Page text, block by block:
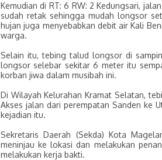
Kemudian di RT: 6 RW: 2 Kedungsari,
sudah retak sehingga mudah longsor
hujan juga menyebabkan debit air Kali
warga.
Selain itu, tebing talud longsor di
longsor selebar sekitar 6 meter itu
korban jiwa dalam musibah ini.
Di Wilayah Kelurahan Kramat Selatan,
Akses jalan dari perempatan Sanden ke
kejadian itu.
Sekretaris Daerah (Sekda) Kota
meninjau ke lokasi dan melakukan
melakukan kerja bakti.